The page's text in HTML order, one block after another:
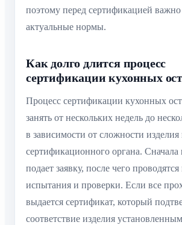
поэтому перед сертификацией важно
актуальные нормы.
Как долго длится процесс
сертификации кухонных
Процесс сертификации кухонных
занять от нескольких недель до
в зависимости от сложности
сертификационного органа. Сначала
подает заявку, после чего
испытания и проверки. Если все
выдается сертификат, который
соответствие изделия